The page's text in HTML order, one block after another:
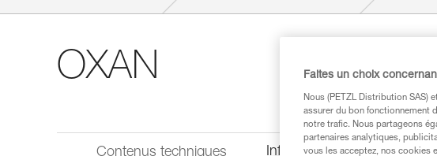
OXAN
Contenus techniques Informations techniques
Faites un choix
Nous (PETZL Distribution
assurer du bon fonctionnement
notre trafic. Nous partageons
partenaires analytiques,
vous les acceptez, nos cookies